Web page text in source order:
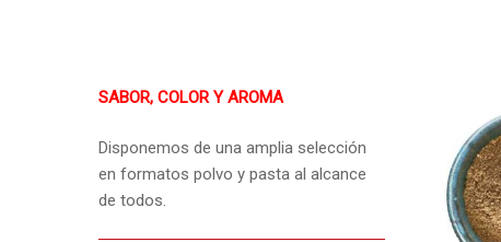
SABOR, COLOR Y AROMA
Disponemos de una amplia selección
en formatos polvo y pasta al alcance
de todos.